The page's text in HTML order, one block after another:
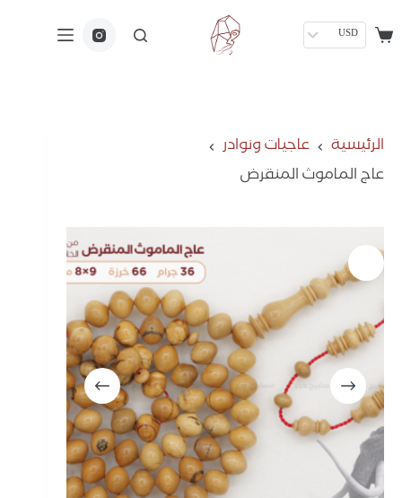
USD
الرئيسية
عاجيات ونوادر
عاج الماموث المنقرض